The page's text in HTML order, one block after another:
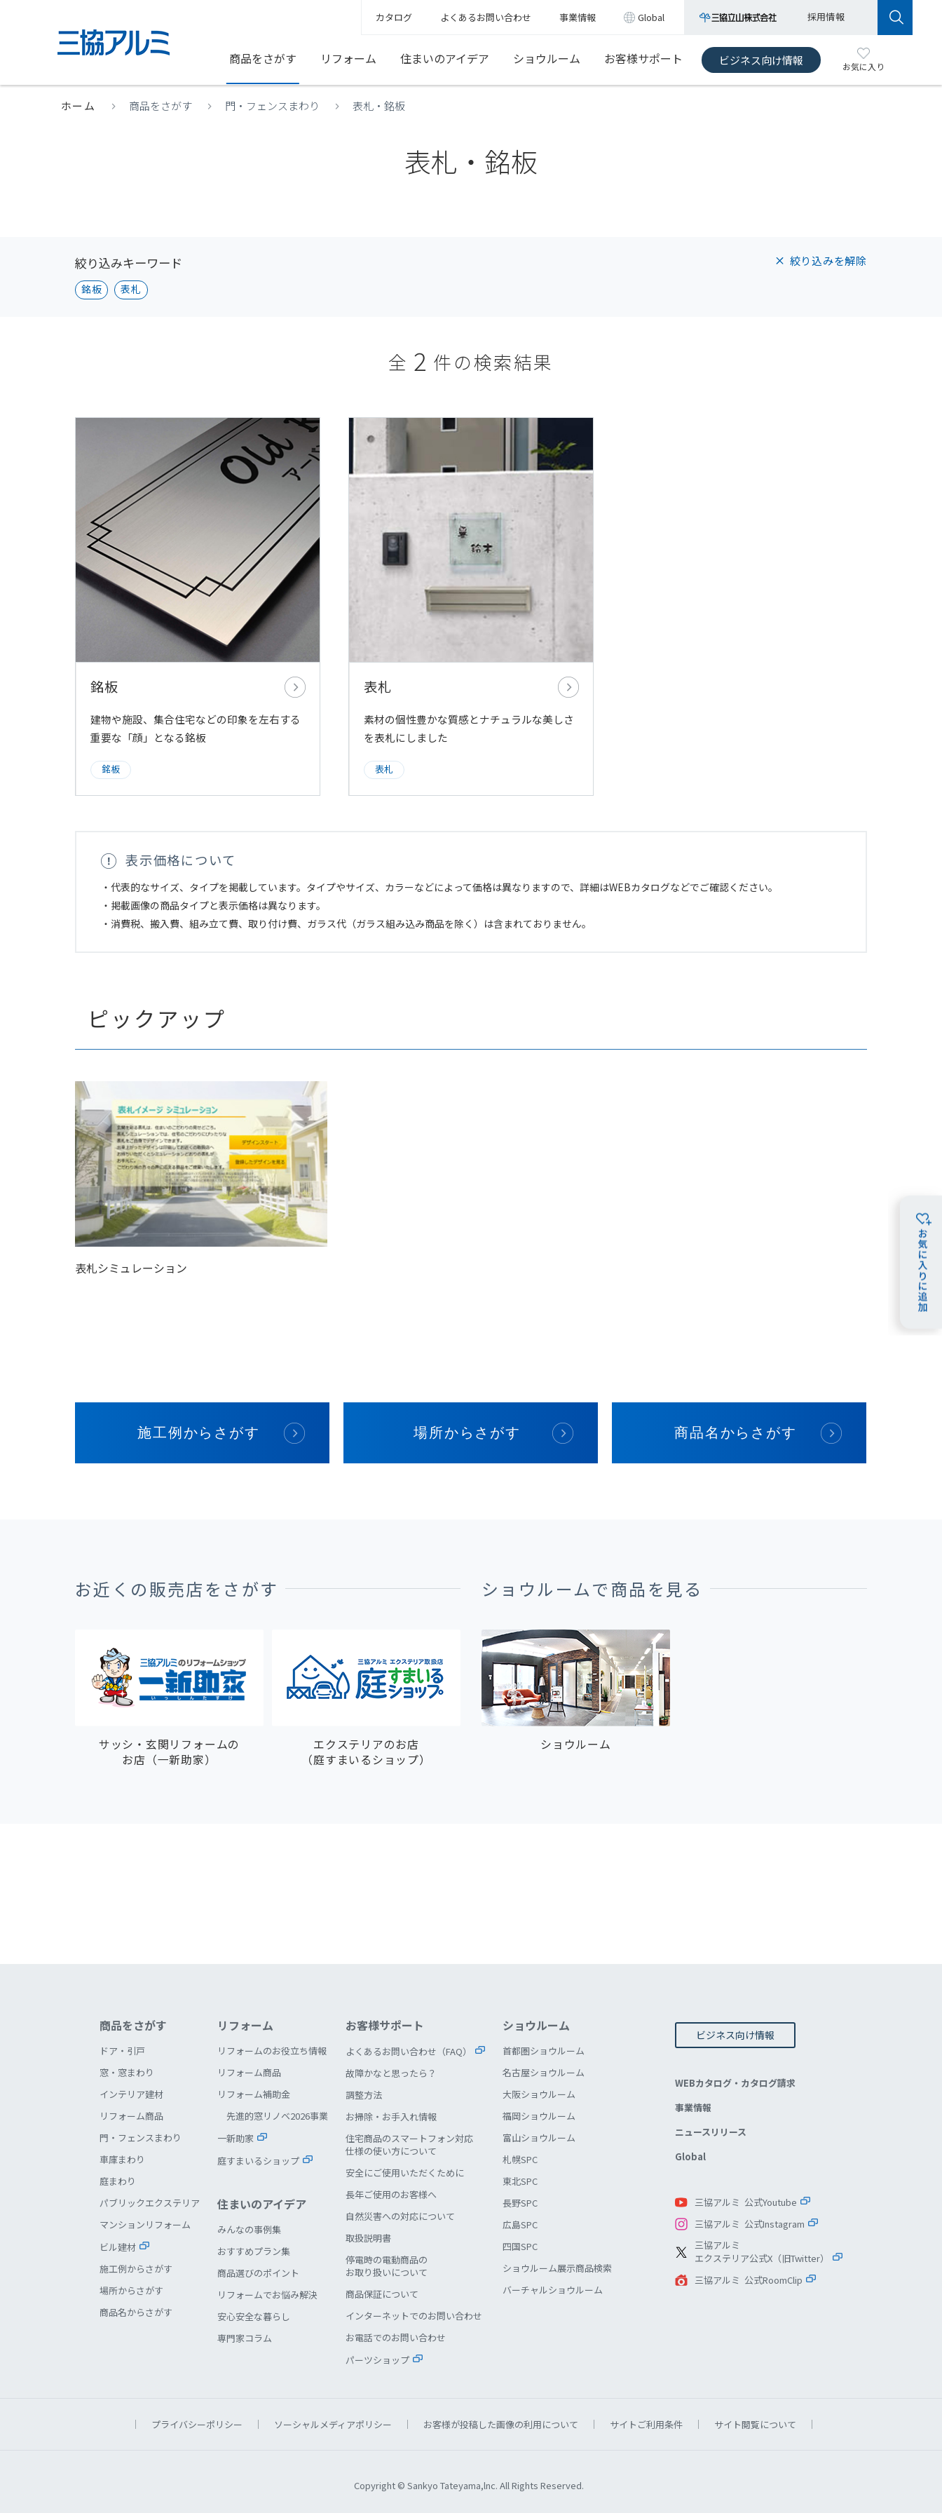
カタログ よくあるお問い合わせ 事業情報 Global 採用情報
商品をさがす リフォーム 住まいのアイデア ショウルーム お客様サポート ビジネス向け情報 お気に入り
ホーム 商品をさがす 門・フェンスまわり 表札・銘板
表札・銘板
絞り込みキーワード
銘板 表札
絞り込みを解除
全 2 件の検索結果
銘板
建物や施設、集合住宅などの印象を左右する
重要な「顔」となる銘板
銘板
表札
素材の個性豊かな質感とナチュラルな美しさ
を表札にしました
表札
表示価格について
・代表的なサイズ、タイプを掲載しています。タイプやサイズ、カラーなどによって価格は異なりますので、詳細はWEBカタログなどでご確認ください。
・掲載画像の商品タイプと表示価格は異なります。
・消費税、搬入費、組み立て費、取り付け費、ガラス代（ガラス組み込み商品を除く）は含まれておりません。
ピックアップ
表札シミュレーション
施工例からさがす 場所からさがす 商品名からさがす
お近くの販売店をさがす
サッシ・玄関リフォームの
お店（一新助家）
エクステリアのお店
（庭すまいるショップ）
ショウルームで商品を見る
ショウルーム
商品をさがす
ドア・引戸
窓・窓まわり
インテリア建材
リフォーム商品
門・フェンスまわり
車庫まわり
庭まわり
パブリックエクステリア
マンションリフォーム
ビル建材
施工例からさがす
場所からさがす
商品名からさがす
リフォーム
リフォームのお役立ち情報
リフォーム商品
リフォーム補助金
先進的窓リノベ2026事業
一新助家
庭すまいるショップ
住まいのアイデア
みんなの事例集
おすすめプラン集
商品選びのポイント
リフォームでお悩み解決
安心安全な暮らし
専門家コラム
お客様サポート
よくあるお問い合わせ（FAQ）
故障かなと思ったら？
調整方法
お掃除・お手入れ情報
住宅商品のスマートフォン対応
仕様の使い方について
安全にご使用いただくために
長年ご使用のお客様へ
自然災害への対応について
取扱説明書
停電時の電動商品の
お取り扱いについて
商品保証について
インターネットでのお問い合わせ
お電話でのお問い合わせ
パーツショップ
ショウルーム
首都圏ショウルーム
名古屋ショウルーム
大阪ショウルーム
福岡ショウルーム
富山ショウルーム
札幌SPC
東北SPC
長野SPC
広島SPC
四国SPC
ショウルーム展示商品検索
バーチャルショウルーム
ビジネス向け情報
WEBカタログ・カタログ請求
事業情報
ニュースリリース
Global
三協アルミ 公式Youtube
三協アルミ 公式Instagram
三協アルミ
エクステリア公式X（旧Twitter）
三協アルミ 公式RoomClip
プライバシーポリシー ソーシャルメディアポリシー お客様が投稿した画像の利用について サイトご利用条件 サイト閲覧について
Copyright © Sankyo Tateyama,lnc. All Rights Reserved.